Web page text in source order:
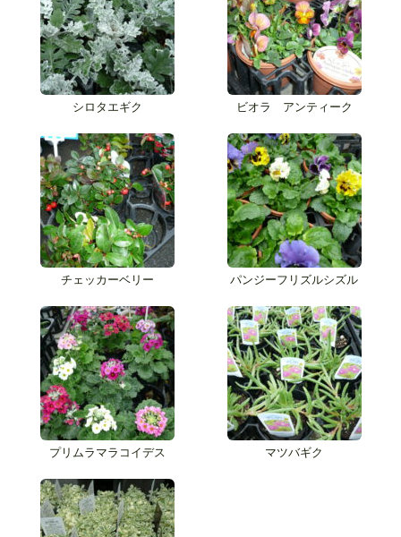
シロタエギク ビオラ アンティーク
チェッカーベリー パンジーフリズルシズル
プリムラマラコイデス マツバギク